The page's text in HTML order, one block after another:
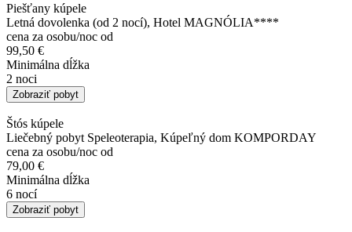
Piešťany kúpele
Letná dovolenka (od 2 nocí), Hotel MAGNÓLIA****
cena za osobu/noc od
99,50 €
Minimálna dĺžka
2 noci
Zobraziť pobyt
Štós kúpele
Liečebný pobyt Speleoterapia, Kúpeľný dom KOMPORDAY
cena za osobu/noc od
79,00 €
Minimálna dĺžka
6 nocí
Zobraziť pobyt